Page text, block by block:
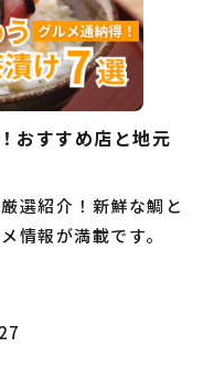
おすすめ店と地元
選紹介！新鮮な鯛と
情報が満載です。